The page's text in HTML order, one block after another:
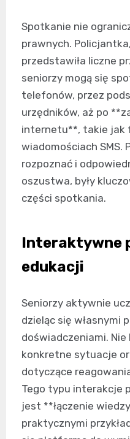
Spotkanie nie
prawnych.
przedstawiła liczne
seniorzy mogą się
telefonów, przez
urzędników, aż po
internetu**, takie jak
wiadomościach SMS.
rozpoznać i
oszustwa, były
części spotkania.
Interaktywne
edukacji
Seniorzy aktywnie
dzieląc się własnymi
doświadczeniami.
konkretne sytuacje
dotyczące
Tego typu interakcje
jest **łączenie
praktycznymi